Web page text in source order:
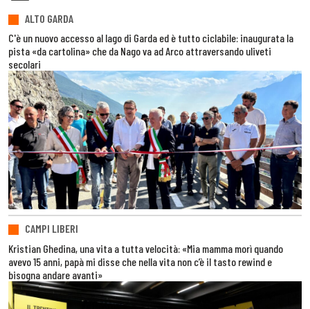
ALTO GARDA
C'è un nuovo accesso al lago di Garda ed è tutto ciclabile: inaugurata la
pista «da cartolina» che da Nago va ad Arco attraversando uliveti
secolari
CAMPI LIBERI
Kristian Ghedina, una vita a tutta velocità: «Mia mamma morì quando
avevo 15 anni, papà mi disse che nella vita non c’è il tasto rewind e
bisogna andare avanti»